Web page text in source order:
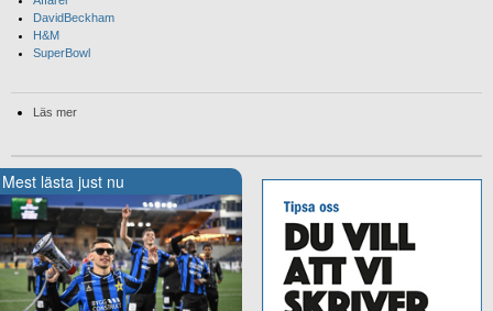
DavidBeckham
H&M
SuperBowl
Läs mer
Mest lästa just nu